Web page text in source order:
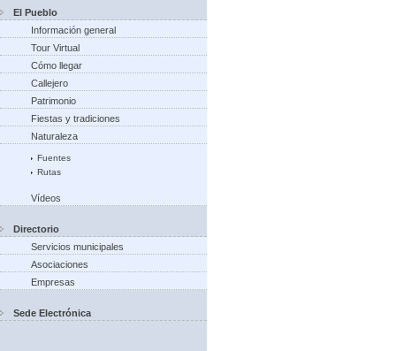
El Pueblo
Información general
Tour Virtual
Cómo llegar
Callejero
Patrimonio
Fiestas y tradiciones
Naturaleza
Fuentes
Rutas
Vídeos
Directorio
Servicios municipales
Asociaciones
Empresas
Sede Electrónica